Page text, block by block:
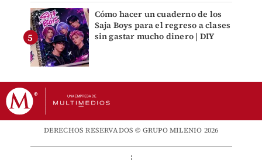
Cómo hacer un cuaderno de los
Saja Boys para el regreso a clases
sin gastar mucho dinero | DIY
DERECHOS RESERVADOS © GRUPO MILENIO 2026